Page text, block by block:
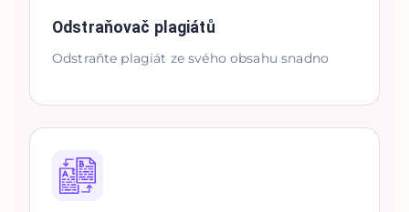
Odstraňovač plagiátů
Odstraňte plagiát ze svého obsahu snadno